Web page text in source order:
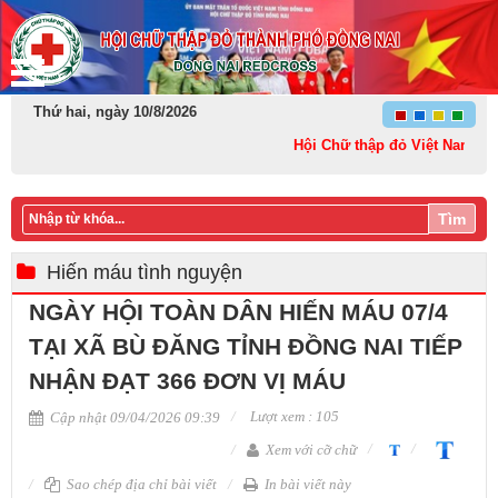
Thứ hai, ngày 10/8/2026
Hội Chữ thập đỏ Việt Nam: Kết
Tìm
Hiến máu tình nguyện
NGÀY HỘI TOÀN DÂN HIẾN MÁU 07/4
TẠI XÃ BÙ ĐĂNG TỈNH ĐỒNG NAI TIẾP
NHẬN ĐẠT 366 ĐƠN VỊ MÁU
Cập nhật 09/04/2026 09:39
Lượt xem : 105
Xem với cỡ chữ
Sao chép địa chỉ bài viết In bài viết này